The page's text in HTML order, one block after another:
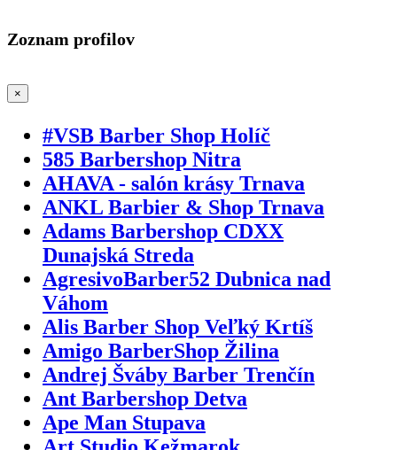
Zoznam profilov
×
#VSB Barber Shop Holíč
585 Barbershop Nitra
AHAVA - salón krásy Trnava
ANKL Barbier & Shop Trnava
Adams Barbershop CDXX
Dunajská Streda
AgresivoBarber52 Dubnica nad
Váhom
Alis Barber Shop Veľký Krtíš
Amigo BarberShop Žilina
Andrej Šváby Barber Trenčín
Ant Barbershop Detva
Ape Man Stupava